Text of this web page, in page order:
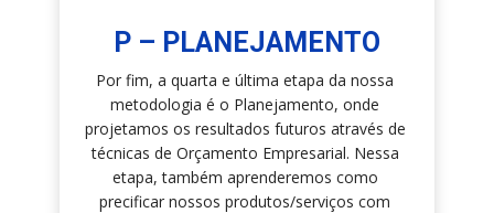
P – PLANEJAMENTO
Por fim, a quarta e última etapa da nossa
metodologia é o Planejamento, onde
projetamos os resultados futuros através de
técnicas de Orçamento Empresarial. Nessa
etapa, também aprenderemos como
precificar nossos produtos/serviços com